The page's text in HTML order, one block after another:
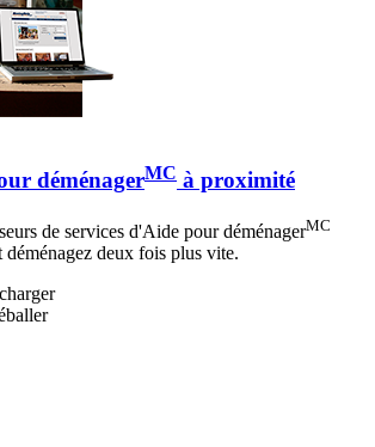
déménagerMC à proximité
de services d'Aide pour déménagerMC
déménagez deux fois plus vite.